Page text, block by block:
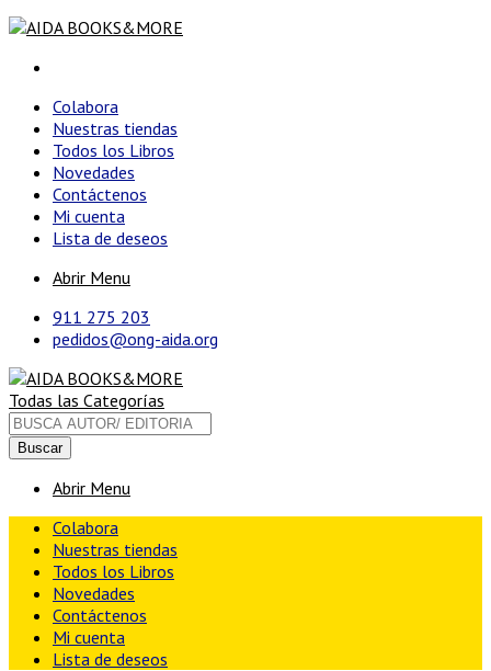
Colabora
Nuestras tiendas
Todos los Libros
Novedades
Contáctenos
Mi cuenta
Lista de deseos
Abrir Menu
911 275 203
pedidos@ong-aida.org
Buscar
Todas las Categorías
Abrir Menu
Colabora
Nuestras tiendas
Todos los Libros
Novedades
Contáctenos
Mi cuenta
Lista de deseos